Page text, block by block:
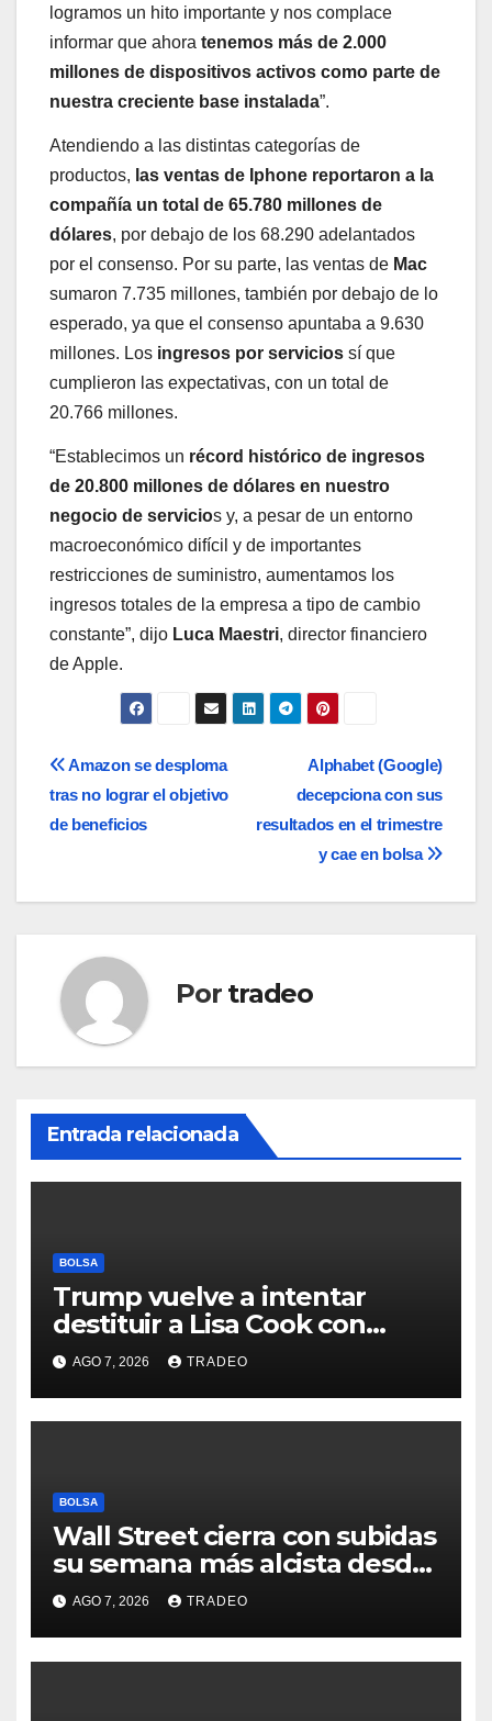
logramos un hito importante y nos complace
informar que ahora tenemos más de 2.000
millones de dispositivos activos como parte de
nuestra creciente base instalada”.
Atendiendo a las distintas categorías de
productos, las ventas de Iphone reportaron a la
compañía un total de 65.780 millones de
dólares, por debajo de los 68.290 adelantados
por el consenso. Por su parte, las ventas de Mac
sumaron 7.735 millones, también por debajo de lo
esperado, ya que el consenso apuntaba a 9.630
millones. Los ingresos por servicios sí que
cumplieron las expectativas, con un total de
20.766 millones.
“Establecimos un récord histórico de ingresos
de 20.800 millones de dólares en nuestro
negocio de servicios y, a pesar de un entorno
macroeconómico difícil y de importantes
restricciones de suministro, aumentamos los
ingresos totales de la empresa a tipo de cambio
constante”, dijo Luca Maestri, director financiero
de Apple.
Navegación
de
Alphabet (Google)
decepciona con sus
resultados en el trimestre
y cae en bolsa
Amazon se desploma
tras no lograr el objetivo
de beneficios
Por tradeo
Entrada relacionada
BOLSA
Trump vuelve a intentar
destituir a Lisa Cook con
acusaciones de fraude
hipotecario
AGO 7, 2026 TRADEO
BOLSA
Wall Street cierra con subidas
su semana más alcista desde
abril
AGO 7, 2026 TRADEO